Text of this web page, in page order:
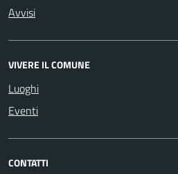
Avvisi
VIVERE IL COMUNE
Luoghi
Eventi
CONTATTI